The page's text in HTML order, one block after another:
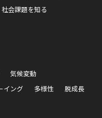
社会課題を知る
気候変動
イング 多様性 脱成長